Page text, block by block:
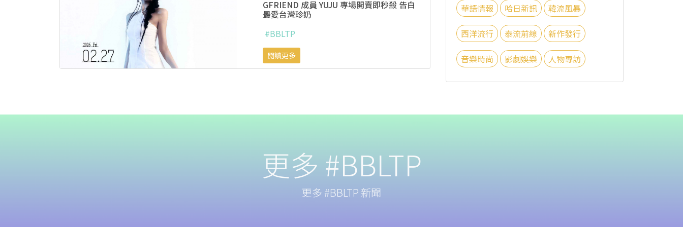
華語情報 哈日新訊 韓流風暴
西洋流行 泰流前線 新作發行
音樂時尚 影劇娛樂 人物專訪
GFRIEND 成員 YUJU 專場開賣即秒殺 告白
最愛台灣珍奶
#BBLTP
閱讀更多
更多 #BBLTP
更多 #BBLTP 新聞